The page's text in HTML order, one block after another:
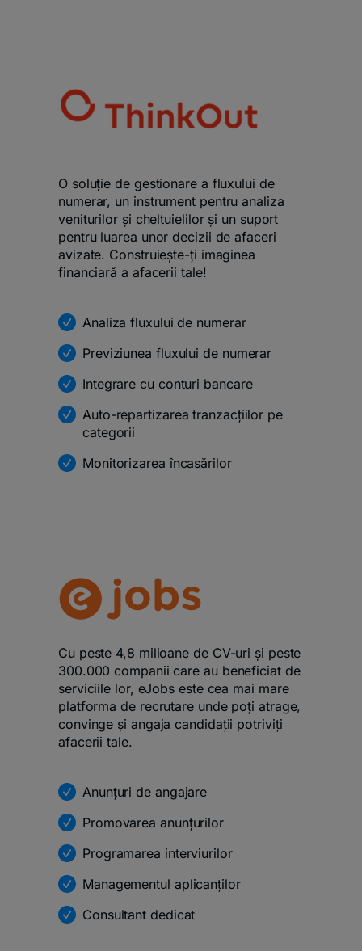
O soluție de gestionare a fluxului de
numerar, un instrument pentru analiza
veniturilor și cheltuielilor și un suport
pentru luarea unor decizii de afaceri
avizate. Construiește-ți imaginea
financiară a afacerii tale!
Analiza fluxului de numerar
Previziunea fluxului de numerar
Integrare cu conturi bancare
Auto-repartizarea tranzacțiilor pe
categorii
Monitorizarea încasărilor
Cu peste 4,8 milioane de CV-uri și peste
300.000 companii care au beneficiat de
serviciile lor, eJobs este cea mai mare
platforma de recrutare unde poți atrage,
convinge și angaja candidații potriviți
afacerii tale.
Anunțuri de angajare
Promovarea anunțurilor
Programarea interviurilor
Managementul aplicanților
Consultant dedicat